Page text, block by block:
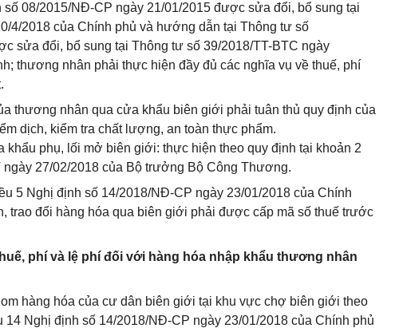
08/2015/NĐ-CP ngày 21/01/2015 được sửa đổi, bổ sung tại
4/2018 của Chính phủ và hướng dẫn tại Thông tư số
sửa đổi, bổ sung tại Thông tư số 39/2018/TT-BTC ngày
thương nhân phải thực hiện đầy đủ các nghĩa vụ về thuế, phí
thương nhân qua cửa khẩu biên giới phải tuân thủ quy định của
dịch, kiểm tra chất lượng, an toàn thực phẩm.
phụ, lối mở biên giới: thực hiện theo quy định tại khoản 2
27/02/2018 của Bộ trưởng Bộ Công Thương.
5 Nghị định số 14/2018/NĐ-CP ngày 23/01/2018 của Chính
trao đổi hàng hóa qua biên giới phải được cấp mã số thuế trước
phí và lệ phí đối với hàng hóa nhập khẩu thương nhân
hàng hóa của cư dân biên giới tại khu vực chợ biên giới theo
Nghị định số 14/2018/NĐ-CP ngày 23/01/2018 của Chính phủ